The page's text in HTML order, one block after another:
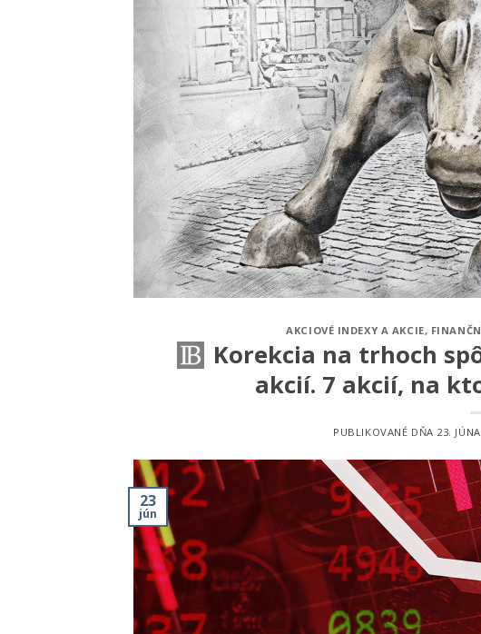
AKCIOVÉ INDEXY A AKCIE,
Korekcia na trhoch
akcií. 7 akcií, na
PUBLIKOVANÉ DŇA 23.
23
jún